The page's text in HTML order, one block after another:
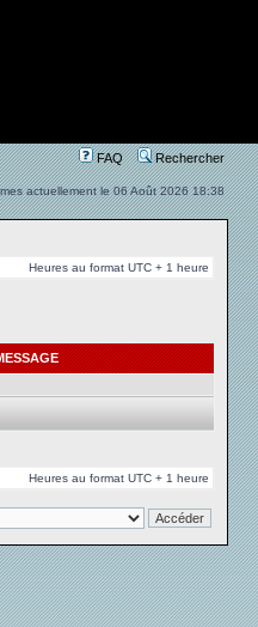
FAQ Rechercher
actuellement le 06 Août 2026 18:38
Heures au format UTC + 1 heure
Heures au format UTC + 1 heure